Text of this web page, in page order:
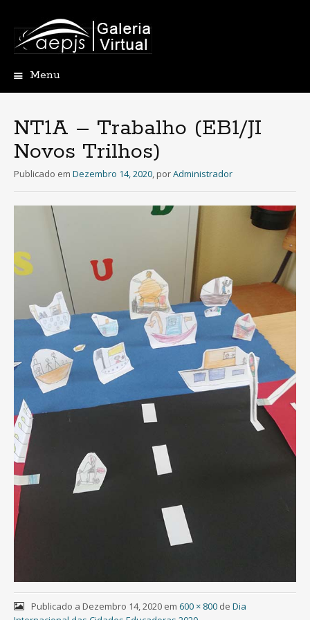
Menu
conteúdo
NT1A – Trabalho (EB1/JI
Novos Trilhos)
Publicado em Dezembro 14, 2020, porAdministrador
Publicado a Dezembro 14, 2020em 600 × 800de Dia